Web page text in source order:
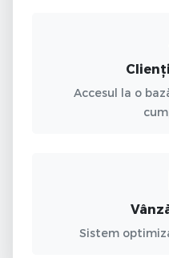
Accesul la o
Sistem